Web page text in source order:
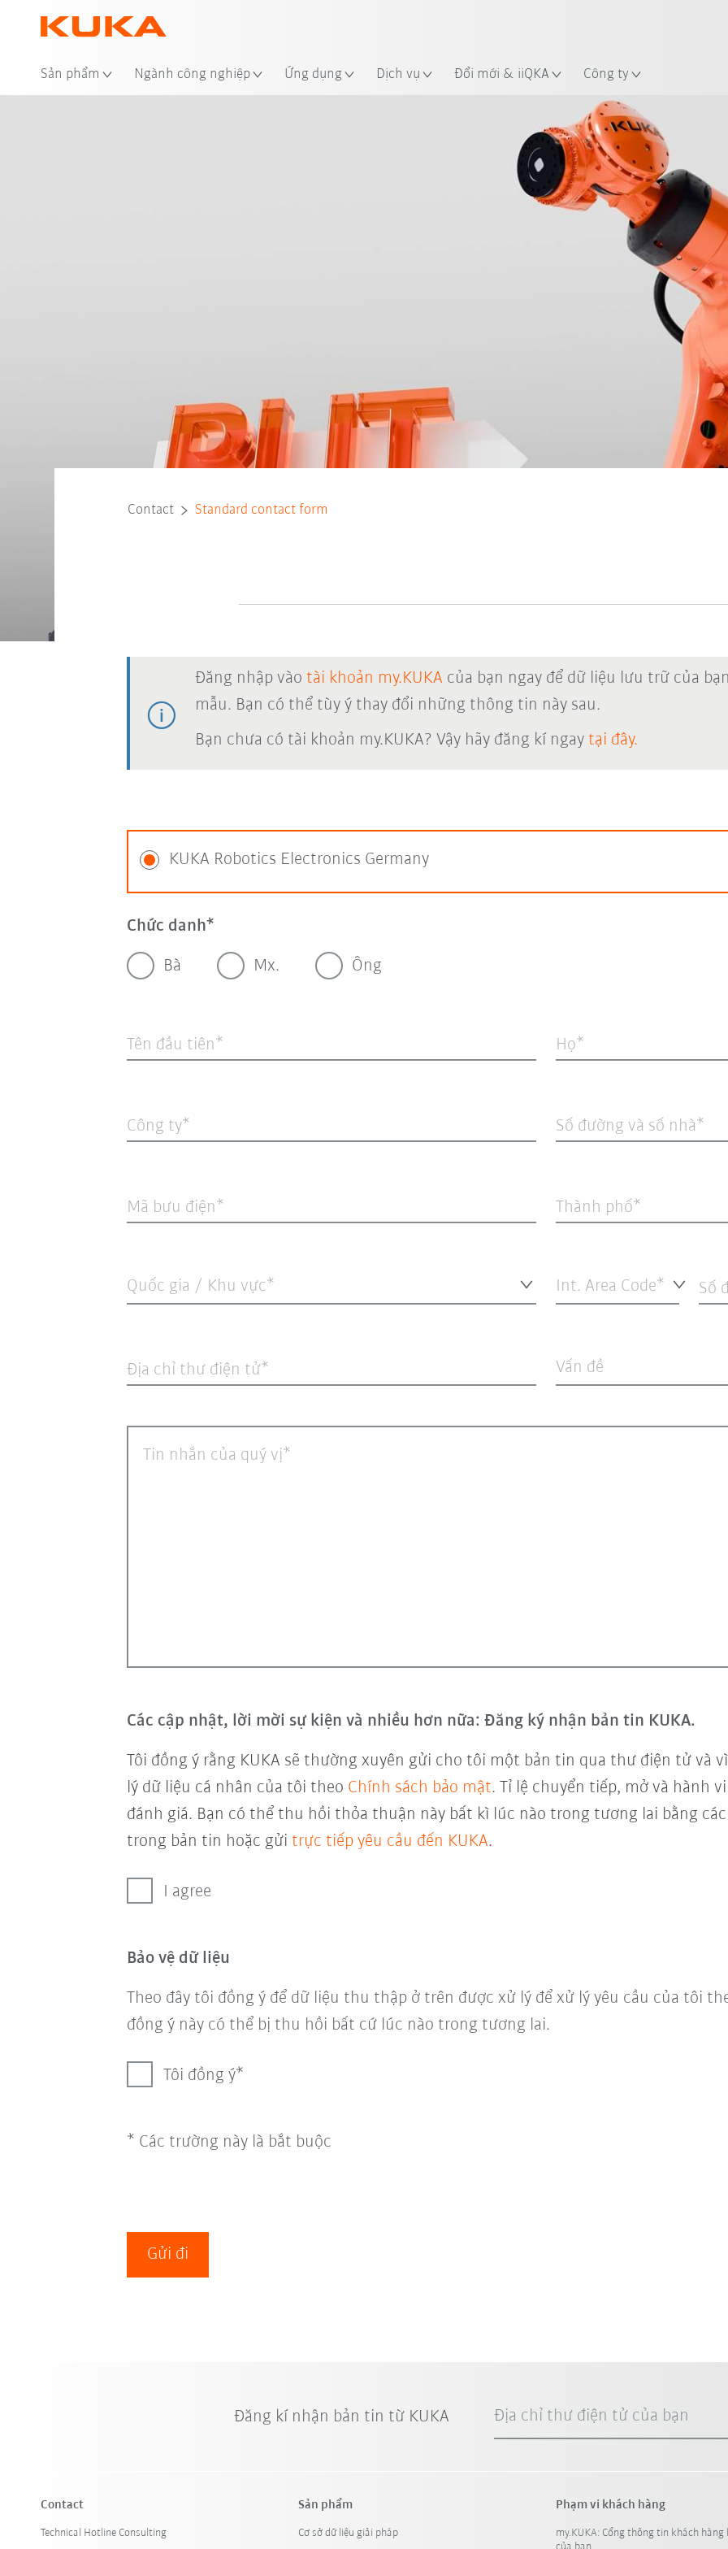
Sản phẩm Ngành công nghiệp Ứng dụng Dịch vụ Đổi mới & iiQKA Công ty
Contact Standard contact form
Đăng nhập vào tài khoản my.KUKA của bạn ngay để dữ liệu lưu trữ của
mẫu. Bạn có thể tùy ý thay đổi những thông tin này sau.
Bạn chưa có tài khoản my.KUKA? Vậy hãy đăng kí ngay tại đây.
KUKA Robotics Electronics Germany
Chức danh
Bà Mx. Ông
Tên đầu tiên Họ
Công ty Số đường và số nhà
Mã bưu điện Thành phố
Quốc gia / Khu vực* Int. Area Code* Số
Địa chỉ thư điện tử Vấn đề
Tin nhắn của quý vị
Các cập nhật, lời mời sự kiện và nhiều hơn nữa: Đăng ký nhận bản tin KUKA.
Tôi đồng ý rằng KUKA sẽ thường xuyên gửi cho tôi một bản tin qua thư điện tử và
lý dữ liệu cá nhân của tôi theo Chính sách bảo mật. Tỉ lệ chuyển tiếp, mở và hành
đánh giá. Bạn có thể thu hồi thỏa thuận này bất kì lúc nào trong tương lai bằng
trong bản tin hoặc gửi trực tiếp yêu cầu đến KUKA.
I agree
Bảo vệ dữ liệu
Theo đây tôi đồng ý để dữ liệu thu thập ở trên được xử lý để xử lý yêu cầu của tôi
đồng ý này có thể bị thu hồi bất cứ lúc nào trong tương lai.
Tôi đồng ý
* Các trường này là bắt buộc
Gửi đi
Đăng kí nhận bản tin từ KUKA Địa chỉ thư điện tử của bạn
Contact
Technical Hotline Consulting
Sản phẩm
Cơ sở dữ liệu giải pháp
Phạm vi khách hàng
my.KUKA: Cổng thông tin khách